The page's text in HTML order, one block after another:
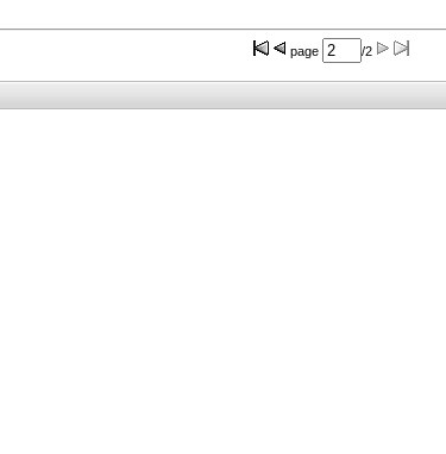
page /2